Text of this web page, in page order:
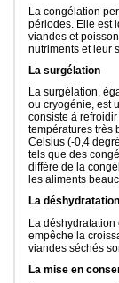
La congélation
périodes. Elle est
viandes et
nutriments et leur
La surgélation
La surgélation,
ou cryogénie, est
consiste à
températures très
Celsius (-0,4
tels que des
diffère de la
les aliments
La déshydratation
La déshydratation
empêche la
viandes séchés
La mise en